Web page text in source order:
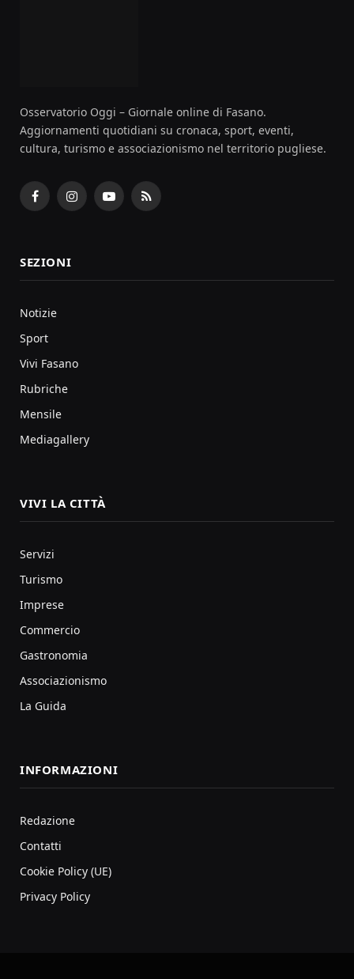
Osservatorio Oggi – Giornale online di Fasano.
Aggiornamenti quotidiani su cronaca, sport, eventi,
cultura, turismo e associazionismo nel territorio pugliese.
FacebookInstagramYouTubeRSS
SEZIONI
Notizie
Sport
Vivi Fasano
Rubriche
Mensile
Mediagallery
VIVI LA CITTÀ
Servizi
Turismo
Imprese
Commercio
Gastronomia
Associazionismo
La Guida
INFORMAZIONI
Redazione
Contatti
Cookie Policy (UE)
Privacy Policy